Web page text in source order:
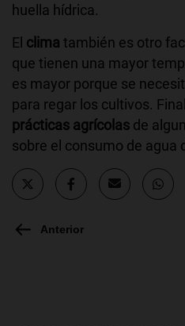
huella hídrica.
El clima también es otro
que tienen una mayor
es mayor porque se
para regar los cultivos.
prácticas agrícolas de
sobre el consumo de agua
Anterior